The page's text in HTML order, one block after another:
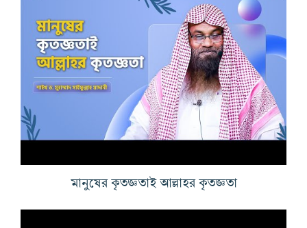
মানুষের কৃতজ্ঞতাই আল্লাহর কৃতজ্ঞতা